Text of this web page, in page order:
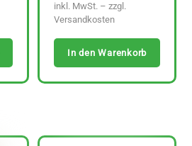
inkl. MwSt. – zzgl.
Versandkosten
In den Warenkorb